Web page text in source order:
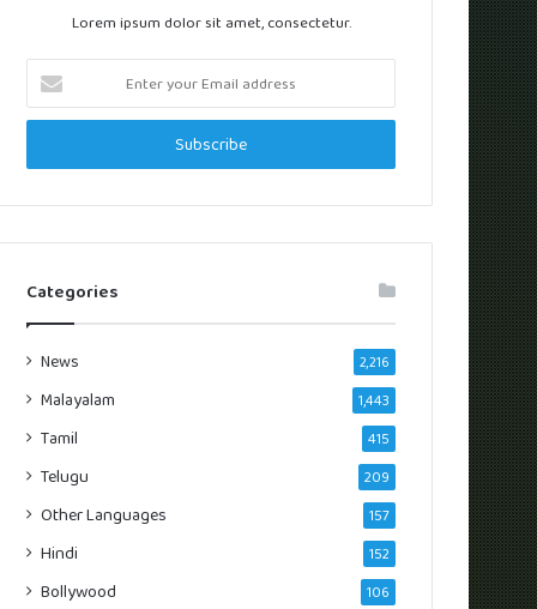
Lorem ipsum dolor sit amet, consectetur.
Enter
your
Email
Categories
News 2,216
Malayalam 1,443
Tamil 415
Telugu 209
Other Languages 157
Hindi 152
Bollywood 106